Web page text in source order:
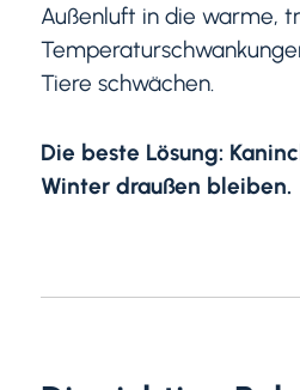
Außenluft in die warme,
Tiere schwächen.
Die beste Lösung:
Winter draußen bleiben.